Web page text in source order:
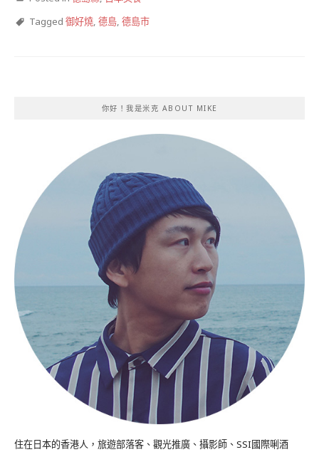
Tagged 御好燒, 德島, 德島市
你好！我是米克 ABOUT MIKE
住在日本的香港人，旅遊部落客、觀光推廣、攝影師、SSI國際唎酒